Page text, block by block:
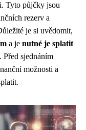
Tyto půjčky jsou
rezerv a
je si uvědomit,
a je nutné je splatit
Před sjednáním
možnosti a